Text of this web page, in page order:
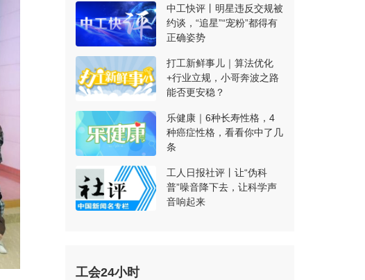
中工快评丨明星违反交规被
约谈，“追星”“宠粉”都得有
正确姿势
打工新鲜事儿｜算法优化
+行业立规，小哥奔波之路
能否更安稳？
乐健康｜6种长寿性格，4
种癌症性格，看看你中了几
条
工人日报社评丨让“伪科
普”噪音降下去，让科学声
音响起来
工会24小时